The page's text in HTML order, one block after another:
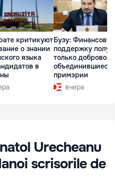
критикуют
о знании
языка
в
Бузу:
поддержку
только
объединившиеся
примэрии
вчера
Urecheanu
scrisorile de